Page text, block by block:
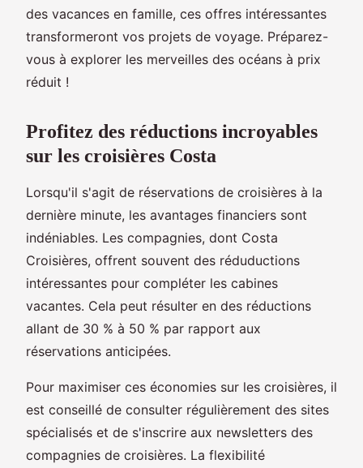
des vacances en famille, ces offres intéressantes
transformeront vos projets de voyage. Préparez-
vous à explorer les merveilles des océans à prix
réduit !
Profitez des réductions incroyables
sur les croisières Costa
Lorsqu'il s'agit de réservations de croisières à la
dernière minute, les avantages financiers sont
indéniables. Les compagnies, dont Costa
Croisières, offrent souvent des réduductions
intéressantes pour compléter les cabines
vacantes. Cela peut résulter en des réductions
allant de 30 % à 50 % par rapport aux
réservations anticipées.
Pour maximiser ces économies sur les croisières, il
est conseillé de consulter régulièrement des sites
spécialisés et de s'inscrire aux newsletters des
compagnies de croisières. La flexibilité